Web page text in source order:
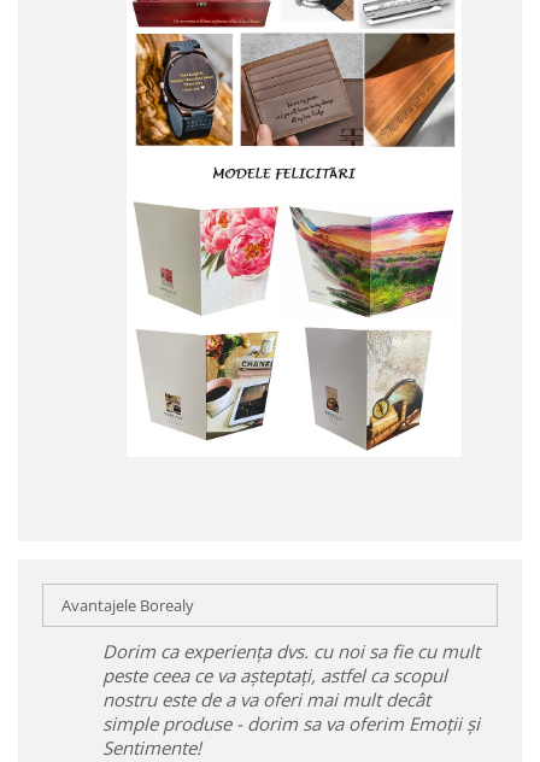
Avantajele Borealy
Dorim ca experiența dvs. cu noi sa fie cu mult
peste ceea ce va așteptați, astfel ca scopul
nostru este de a va oferi mai mult decât
simple produse - dorim sa va oferim Emoții și
Sentimente!